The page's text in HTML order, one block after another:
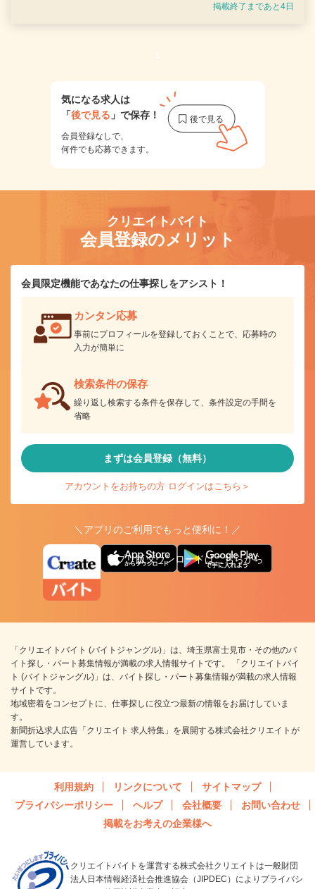
掲載終了まであと4日
1
気になる求人は
「後で見る 」で保存！
会員登録なしで、
何件でも応募できます。
クリエイトバイト
会員登録のメリット
会員限定機能であなたの仕事探しをアシスト！
カンタン応募
事前にプロフィールを登録しておくことで、応募時の
入力が簡単に
検索条件の保存
繰り返し検索する条件を保存して、条件設定の手間を
省略
まずは会員登録（無料）
アカウントをお持ちの方 ログインはこちら＞
＼アプリのご利用でもっと便利に！／
アプリ版ダウンロードはこちらから
「クリエイトバイト (バイトジャングル)」は、埼玉県富士見市・その他のバ
イト探し・パート募集情報が満載の求人情報サイトです。 「クリエイトバイ
ト (バイトジャングル)」は、バイト探し・パート募集情報が満載の求人情報
サイトです。
地域密着をコンセプトに、仕事探しに役立つ最新の情報をお届けしていま
す。
新聞折込求人広告「クリエイト 求人特集」を展開する株式会社クリエイトが
運営しています。
利用規約 リンクについて
サイトマップ
プライバシーポリシー
ヘルプ 会社概要
お問い合わせ
掲載をお考えの企業様へ
クリエイトバイトを運営する株式会社クリエイトは一般財団
法人日本情報経済社会推進協会（JIPDEC）によりプライバシ